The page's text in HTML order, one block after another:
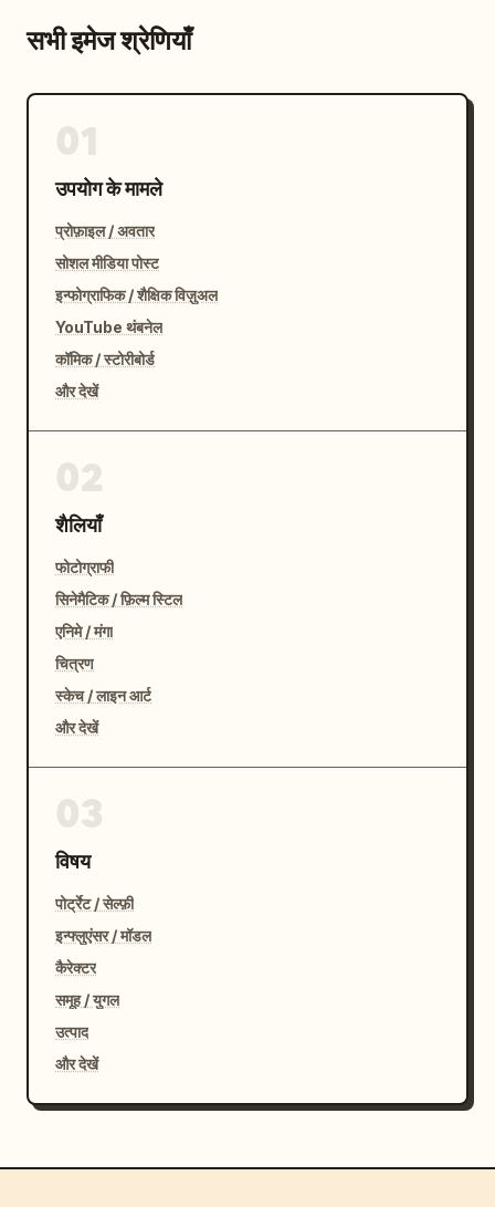
सभी इमेज श्रेणियाँ
उपयोग के मामले
प्रोफ़ाइल / अवतार
सोशल मीडिया पोस्ट
इन्फोग्राफिक / शैक्षिक विज़ुअल
YouTube थंबनेल
कॉमिक / स्टोरीबोर्ड
और देखें
शैलियाँ
फोटोग्राफी
सिनेमैटिक / फ़िल्म स्टिल
एनिमे / मंगा
चित्रण
स्केच / लाइन आर्ट
और देखें
विषय
पोर्ट्रेट / सेल्फ़ी
इन्फ्लुएंसर / मॉडल
कैरेक्टर
समूह / युगल
उत्पाद
और देखें